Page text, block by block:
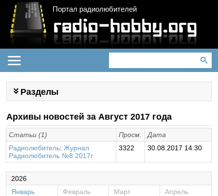
Портал радиолюбителей
Разделы
Архивы новостей за Август 2017 года
Статьи (1) Просм.
Дата
Радиолюбитель:Журнал
Радиолюбитель №8 2017г
3322 30.08.2017 14:30
2026
Январь
Февраль Март
Апрель